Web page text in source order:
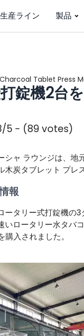
生産ライン 製品
Tablet Press
錠機2台
5 - (89 votes)
シャ ラウンジは、
炭タブレット プレ
報
ータリー式打錠機の
いロータリー水タバ
入されました。